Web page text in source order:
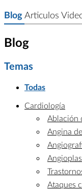
BlogArticulos
Blog
Temas
Todas
Cardiología
Ablación
Angina
Ataques